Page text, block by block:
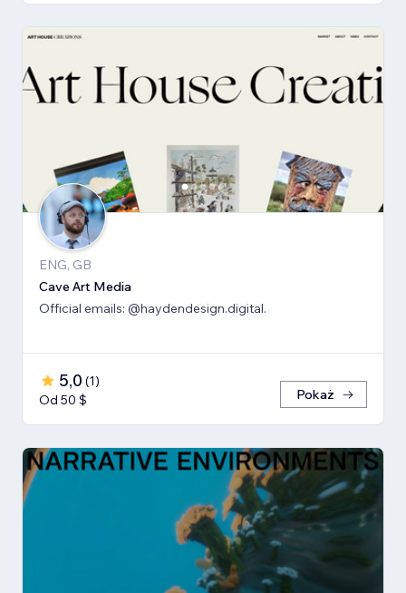
ENG, GB
Cave Art Media
Official emails: @haydendesign.digital.
5,0 (1)
Od 50 $
Pokaż